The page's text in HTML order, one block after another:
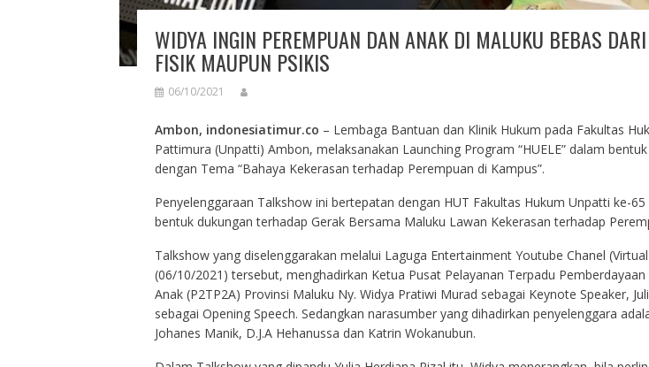
WIDYA INGIN PEREMPUAN DAN ANAK DI MALUKU BEBAS
FISIK MAUPUN PSIKIS
06/10/2021
Ambon, indonesiatimur.co – Lembaga Bantuan dan Klinik Hukum pada Fakultas
Pattimura (Unpatti) Ambon, melaksanakan Launching Program “HUELE” dalam
dengan Tema “Bahaya Kekerasan terhadap Perempuan di Kampus”.
Penyelenggaraan Talkshow ini bertepatan dengan HUT Fakultas Hukum Unpatti ke-
bentuk dukungan terhadap Gerak Bersama Maluku Lawan Kekerasan terhadap
Talkshow yang diselenggarakan melalui Laguga Entertainment Youtube Chanel
(06/10/2021) tersebut, menghadirkan Ketua Pusat Pelayanan Terpadu
Anak (P2TP2A) Provinsi Maluku Ny. Widya Pratiwi Murad sebagai Keynote Speaker,
sebagai Opening Speech. Sedangkan narasumber yang dihadirkan penyelenggara
Johanes Manik, D.J.A Hehanussa dan Katrin Wokanubun.